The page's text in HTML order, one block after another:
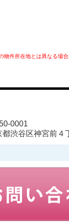
件所在地とは異なる場合
0001
都渋谷区神宮前４